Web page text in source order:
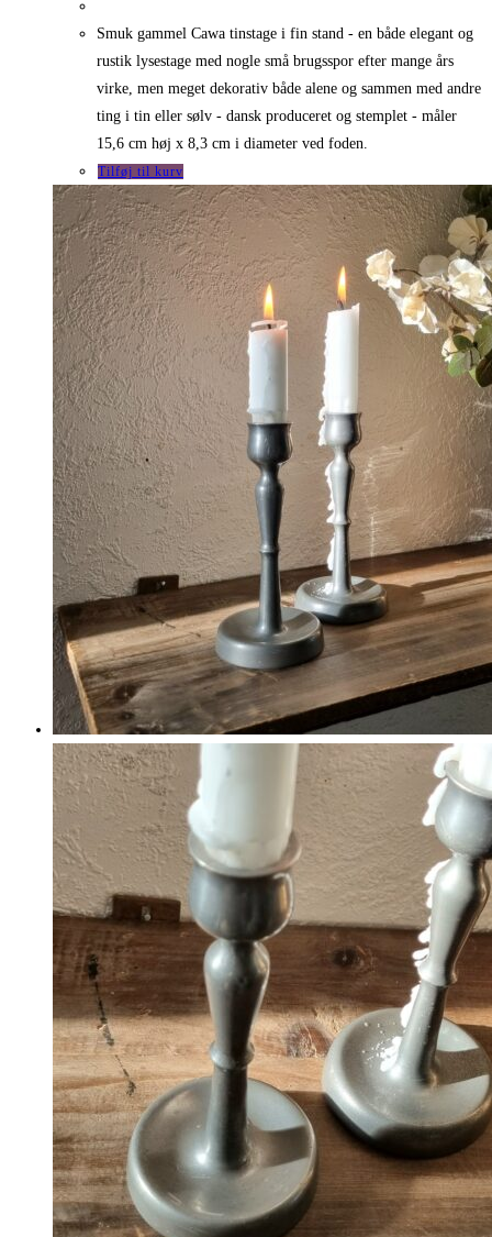
Smuk gammel Cawa tinstage i fin stand - en både elegant og
rustik lysestage med nogle små brugsspor efter mange års
virke, men meget dekorativ både alene og sammen med andre
ting i tin eller sølv - dansk produceret og stemplet - måler
15,6 cm høj x 8,3 cm i diameter ved foden.
Tilføj til kurv